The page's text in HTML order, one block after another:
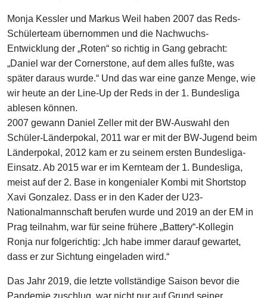
Monja Kessler und Markus Weil haben 2007 das Reds-
Schülerteam übernommen und die Nachwuchs-
Entwicklung der „Roten“ so richtig in Gang gebracht:
„Daniel war der Cornerstone, auf dem alles fußte, was
später daraus wurde.“ Und das war eine ganze Menge, wie
wir heute an der Line-Up der Reds in der 1. Bundesliga
ablesen können.
2007 gewann Daniel Zeller mit der BW-Auswahl den
Schüler-Länderpokal, 2011 war er mit der BW-Jugend beim
Länderpokal, 2012 kam er zu seinem ersten Bundesliga-
Einsatz. Ab 2015 war er im Kernteam der 1. Bundesliga,
meist auf der 2. Base in kongenialer Kombi mit Shortstop
Xavi Gonzalez. Dass er in den Kader der U23-
Nationalmannschaft berufen wurde und 2019 an der EM in
Prag teilnahm, war für seine frühere „Battery“-Kollegin
Ronja nur folgerichtig: „Ich habe immer darauf gewartet,
dass er zur Sichtung eingeladen wird.“
Das Jahr 2019, die letzte vollständige Saison bevor die
Pandemie zuschlug, war nicht nur auf Grund seiner